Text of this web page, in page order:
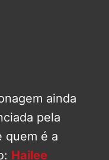
ainda
pela
quem é a
Hailee